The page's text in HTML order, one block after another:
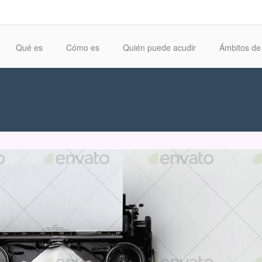
Qué es Cómo es Quién puede acudir Ámbitos